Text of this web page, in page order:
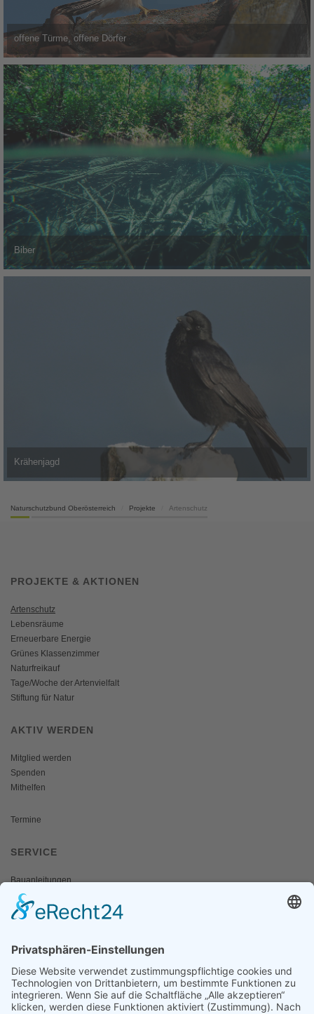
offene Türme, offene Dörfer
Biber
Krähenjagd
Naturschutzbund Oberösterreich Projekte Artenschutz
PROJEKTE & AKTIONEN
Artenschutz
Lebensräume
Erneuerbare Energie
Grünes Klassenzimmer
Naturfreikauf
Tage/Woche der Artenvielfalt
Stiftung für Natur
AKTIV WERDEN
Mitglied werden
Spenden
Mithelfen
Termine
SERVICE
Bauanleitungen
Schulangebote
Shop
MEDIEN & PRESSE
Informationsfalter
Informativ